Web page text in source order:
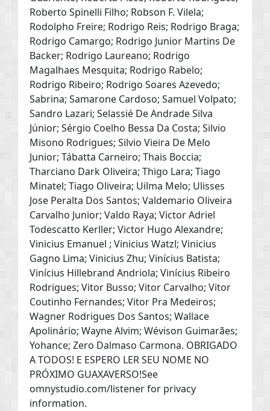
Roberto Spinelli Filho; Robson F. Vilela;
Rodolpho Freire; Rodrigo Reis; Rodrigo Braga;
Rodrigo Camargo; Rodrigo Junior Martins De
Backer; Rodrigo Laureano; Rodrigo
Magalhaes Mesquita; Rodrigo Rabelo;
Rodrigo Ribeiro; Rodrigo Soares Azevedo;
Sabrina; Samarone Cardoso; Samuel Volpato;
Sandro Lazari; Selassié De Andrade Silva
Júnior; Sérgio Coelho Bessa Da Costa; Silvio
Misono Rodrigues; Silvio Vieira De Melo
Junior; Tábatta Carneiro; Thais Boccia;
Tharciano Dark Oliveira; Thigo Lara; Tiago
Minatel; Tiago Oliveira; Uilma Melo; Ulisses
Jose Peralta Dos Santos; Valdemario Oliveira
Carvalho Junior; Valdo Raya; Victor Adriel
Todescatto Kerller; Victor Hugo Alexandre;
Vinicius Emanuel ; Vinicius Watzl; Vinicius
Gagno Lima; Vinicius Zhu; Vinícius Batista;
Vinícius Hillebrand Andriola; Vinícius Ribeiro
Rodrigues; Vitor Busso; Vitor Carvalho; Vitor
Coutinho Fernandes; Vitor Pra Medeiros;
Wagner Rodrigues Dos Santos; Wallace
Apolinário; Wayne Alvim; Wévison Guimarães;
Yohance; Zero Dalmaso Carmona. OBRIGADO
A TODOS! E ESPERO LER SEU NOME NO
PRÓXIMO GUAXAVERSO!See
omnystudio.com/listener for privacy
information.